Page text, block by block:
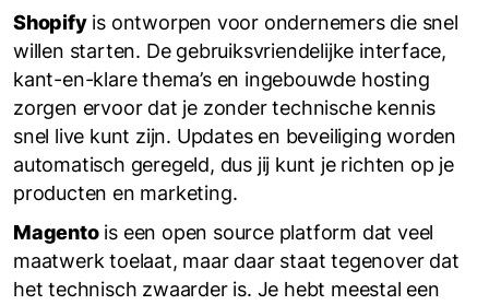
Shopifyis ontworpen voor ondernemers die snel
willen starten. De gebruiksvriendelijke interface,
kant-en-klare thema’s en ingebouwde hosting
zorgen ervoor dat je zonder technische kennis
snel live kunt zijn. Updates en beveiliging worden
automatisch geregeld, dus jij kunt je richten op je
producten en marketing.
Magentois een open source platform dat veel
maatwerk toelaat, maar daar staat tegenover dat
het technisch zwaarder is. Je hebt meestal een